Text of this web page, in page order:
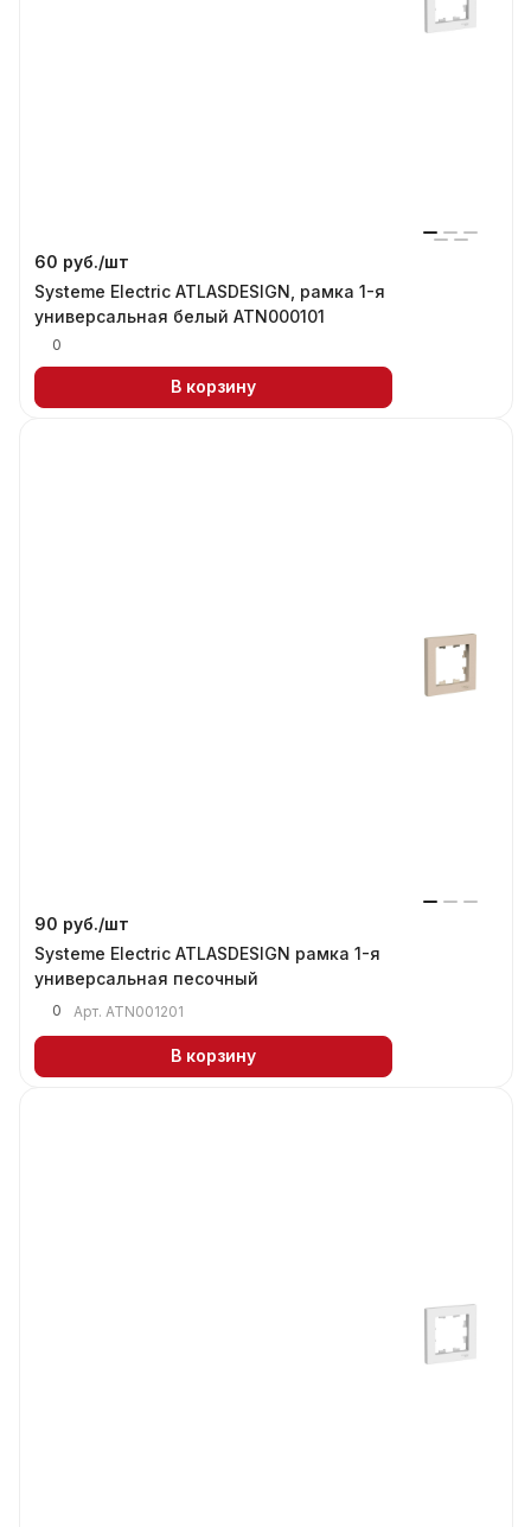
60 руб./шт
Systeme Electric ATLASDESIGN, рамка 1-я
универсальная белый ATN000101
0
В корзину
90 руб./шт
Systeme Electric ATLASDESIGN рамка 1-я
универсальная песочный
0 Арт. ATN001201
В корзину